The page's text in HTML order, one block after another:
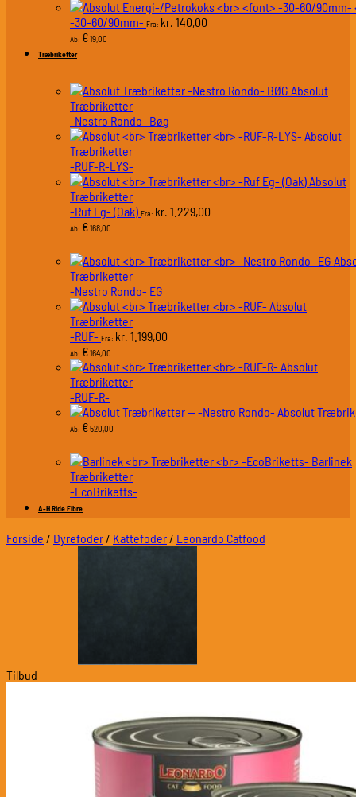
-30-60/90mm- Fra: kr. 140,00
Ab: €19,00
Træbriketter
Absolut
Træbriketter
-Nestro Rondo- Bøg
Absolut
Træbriketter
-RUF-R-LYS-
Absolut
Træbriketter
-Ruf Eg- (Oak) Fra: kr. 1.229,00
Ab: €168,00
Træbriketter
-Nestro Rondo- EG
Absolut
Træbriketter
-RUF- Fra: kr. 1.199,00
Ab: €164,00
Absolut
Træbriketter
-RUF-R-
Absolut
Ab: €520,00
Barlinek
Træbriketter
-EcoBriketts-
A-H Ride Fibre
Forside / Dyrefoder / Kattefoder / Leonardo Catfood
Tilbud